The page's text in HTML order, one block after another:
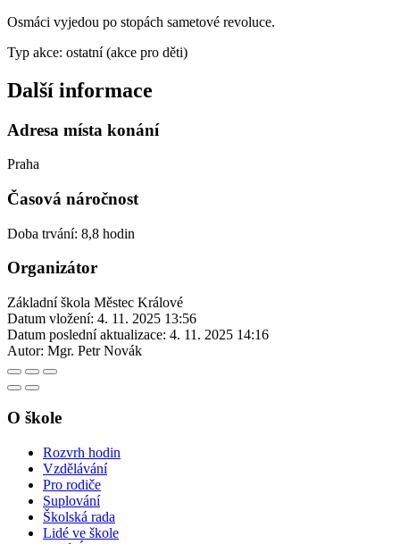
Osmáci vyjedou po stopách sametové revoluce.
Typ akce: ostatní (akce pro děti)
Další informace
Adresa místa konání
Praha
Časová náročnost
Doba trvání: 8,8 hodin
Organizátor
Základní škola Městec Králové
Datum vložení: 4. 11. 2025 13:56
Datum poslední aktualizace: 4. 11. 2025 14:16
Autor: Mgr. Petr Novák
O škole
Rozvrh hodin
Vzdělávání
Pro rodiče
Suplování
Školská rada
Lidé ve škole